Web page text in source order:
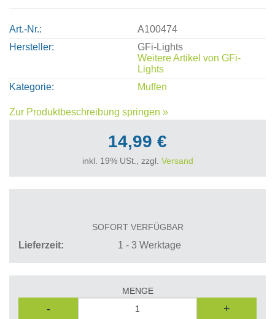
Art.-Nr.
A100474
Hersteller
GFi-Lights
Weitere Artikel von GFi-
Lights
Kategorie
Muffen
Zur Produktbeschreibung springen »
14,99 €
inkl. 19% USt., zzgl. Versand
SOFORT VERFÜGBAR
Lieferzeit 1 - 3 Werktage
MENGE
- +